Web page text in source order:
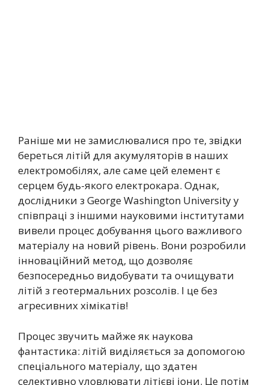
Раніше ми не замислювалися про те, звідки
береться літій для акумуляторів в наших
електромобілях, але саме цей елемент є
серцем будь-якого електрокара. Однак,
дослідники з George Washington University у
співпраці з іншими науковими інститутами
вивели процес добування цього важливого
матеріалу на новий рівень. Вони розробили
інноваційний метод, що дозволяє
безпосередньо видобувати та очищувати
літій з геотермальних розсолів. І це без
агресивних хімікатів!
Процес звучить майже як наукова
фантастика: літій виділяється за допомогою
спеціального матеріалу, що здатен
селективно уловлювати літієві іони. Це потім